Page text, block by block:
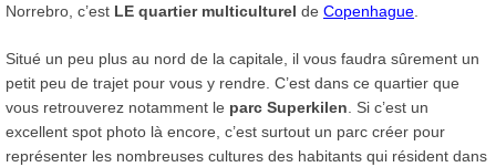
Norrebro, c’est LE quartier multiculturel de Copenhague
Situé un peu plus au nord de la capitale, il vous faudra sûrement un
petit peu de trajet pour vous y rendre. C’est dans ce quartier que
vous retrouverez notamment le parc Superkilen . Si c’est un
excellent spot photo là encore, c’est surtout un parc créer pour
représenter les nombreuses cultures des habitants qui résident dans